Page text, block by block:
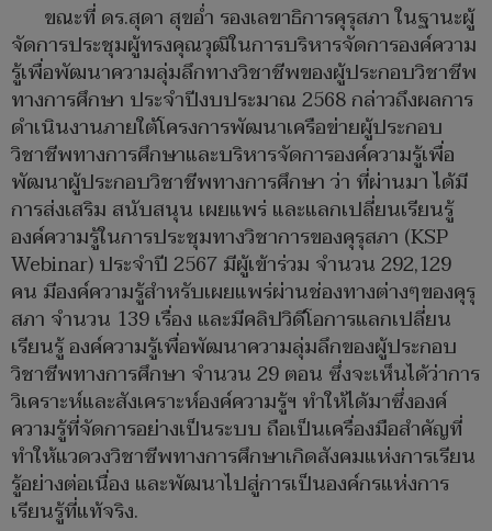
ขณะที่ ดร.สุดา สุขอ่ำ รองเลขาธิการคุรุสภา ในฐานะผู้
จัดการประชุมผู้ทรงคุณวุฒิในการบริหารจัดการองค์ความ
รู้เพื่อพัฒนาความลุ่มลึกทางวิชาชีพของผู้ประกอบวิชาชีพ
ทางการศึกษา ประจำปีงบประมาณ 2568 กล่าวถึงผลการ
ดำเนินงานภายใต้โครงการพัฒนาเครือข่ายผู้ประกอบ
วิชาชีพทางการศึกษาและบริหารจัดการองค์ความรู้เพื่อ
พัฒนาผู้ประกอบวิชาชีพทางการศึกษา ว่า ที่ผ่านมา ได้มี
การส่งเสริม สนับสนุน เผยแพร่ และแลกเปลี่ยนเรียนรู้
องค์ความรู้ในการประชุมทางวิชาการของคุรุสภา (KSP
Webinar) ประจำปี 2567 มีผู้เข้าร่วม จำนวน 292,129
คน มีองค์ความรู้สำหรับเผยแพร่ผ่านช่องทางต่างๆของคุรุ
สภา จำนวน 139 เรื่อง และมีคลิปวิดีโอการแลกเปลี่ยน
เรียนรู้ องค์ความรู้เพื่อพัฒนาความลุ่มลึกของผู้ประกอบ
วิชาชีพทางการศึกษา จำนวน 29 ตอน ซึ่งจะเห็นได้ว่าการ
วิเคราะห์และสังเคราะห์องค์ความรู้ฯ ทำให้ได้มาซึ่งองค์
ความรู้ที่จัดการอย่างเป็นระบบ ถือเป็นเครื่องมือสำคัญที่
ทำให้แวดวงวิชาชีพทางการศึกษาเกิดสังคมแห่งการเรียน
รู้อย่างต่อเนื่อง และพัฒนาไปสู่การเป็นองค์กรแห่งการ
เรียนรู้ที่แท้จริง.